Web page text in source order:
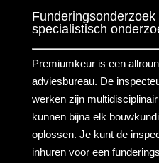
specialistisch
Premiumkeur is een
adviesbureau. De
werken zijn
kunnen bijna elk
oplossen. Je kunt de
inhuren voor een